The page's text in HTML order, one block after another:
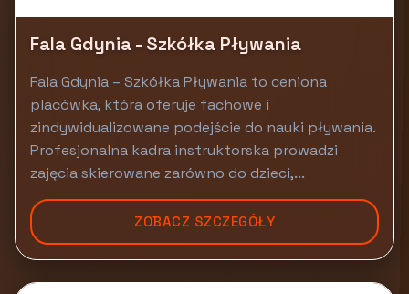
Fala Gdynia - Szkółka Pływania
Fala Gdynia – Szkółka Pływania to ceniona
placówka, która oferuje fachowe i
zindywidualizowane podejście do nauki pływania.
Profesjonalna kadra instruktorska prowadzi
zajęcia skierowane zarówno do dzieci,...
ZOBACZ SZCZEGÓŁY